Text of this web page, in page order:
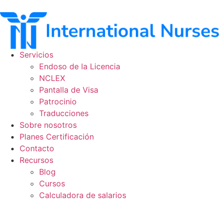
al
contenido
Servicios
Endoso de la Licencia
NCLEX
Pantalla de Visa
Patrocinio
Traducciones
Sobre nosotros
Planes Certificación
Contacto
Recursos
Blog
Cursos
Calculadora de salarios